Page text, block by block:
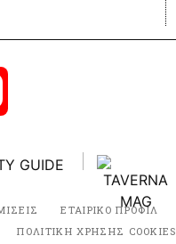
ΕΤΑΙΡΙΚΟ ΠΡΟΦΙΛ
ΠΟΛΙΤΙΚΗ ΧΡΗΣΗΣ COOKIES